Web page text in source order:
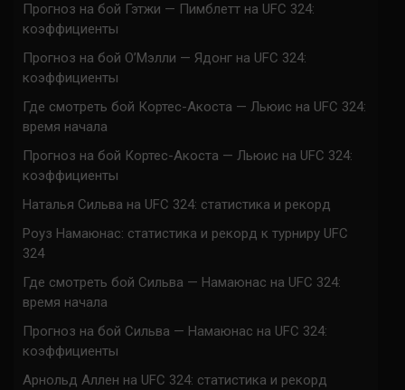
Прогноз на бой Гэтжи — Пимблетт на UFC 324:
коэффициенты
Прогноз на бой О’Мэлли — Ядонг на UFC 324:
коэффициенты
Где смотреть бой Кортес-Акоста — Льюис на UFC 324:
время начала
Прогноз на бой Кортес-Акоста — Льюис на UFC 324:
коэффициенты
Наталья Сильва на UFC 324: статистика и рекорд
Роуз Намаюнас: статистика и рекорд к турниру UFC
324
Где смотреть бой Сильва — Намаюнас на UFC 324:
время начала
Прогноз на бой Сильва — Намаюнас на UFC 324:
коэффициенты
Арнольд Аллен на UFC 324: статистика и рекорд